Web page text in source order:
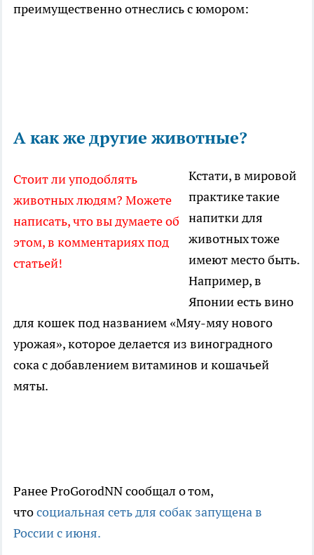
преимущественно отнеслись с юмором:
А как же другие животные?
Стоит ли уподоблять
животных людям? Можете
написать, что вы думаете об
этом, в комментариях под
статьей!
Кстати, в мировой
практике такие
напитки для
животных тоже
имеют место быть.
Например, в
Японии есть вино
для кошек под названием «Мяу-мяу нового
урожая», которое делается из виноградного
сока с добавлением витаминов и кошачьей
мяты.
Ранее ProGorodNN сообщал о том,
чтосоциальная сеть для собак запущена в
России с июня.